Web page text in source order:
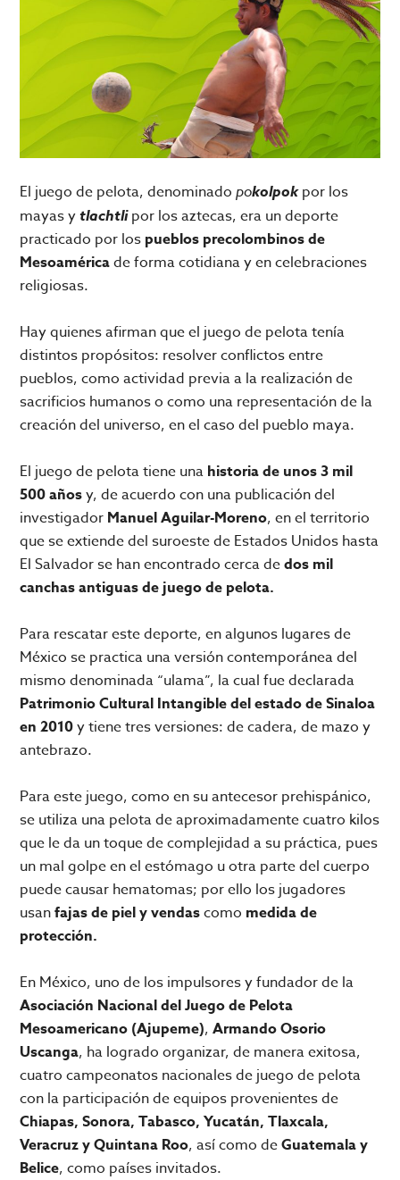
El juego de pelota, denominadopokolpok por los
mayas ytlachtli por los aztecas, era un deporte
practicado por los pueblos precolombinos de
Mesoaméricade forma cotidiana y en celebraciones
religiosas.
Hay quienes afirman que el juego de pelota tenía
distintos propósitos: resolver conflictos entre
pueblos, como actividad previa a la realización de
sacrificios humanos o como una representación de la
creación del universo, en el caso del pueblo maya.
El juego de pelota tiene una historia de unos 3 mil
500 añosy, de acuerdo con una publicación del
investigador Manuel Aguilar-Moreno, en el territorio
que se extiende del suroeste de Estados Unidos hasta
El Salvador se han encontrado cerca dedos mil
canchas antiguas de juego de pelota.
Para rescatar este deporte, en algunos lugares de
México se practica una versión contemporánea del
mismo denominada “ulama”, la cual fue declarada
Patrimonio Cultural Intangible del estado de Sinaloa
en 2010y tiene tres versiones: de cadera, de mazo y
antebrazo.
Para este juego, como en su antecesor prehispánico,
se utiliza una pelota de aproximadamente cuatro kilos
que le da un toque de complejidad a su práctica, pues
un mal golpe en el estómago u otra parte del cuerpo
puede causar hematomas; por ello los jugadores
usanfajas de piel y vendascomo medida de
protección.
En México, uno de los impulsores y fundador de la
Asociación Nacional del Juego de Pelota
Mesoamericano (Ajupeme),Armando Osorio
Uscanga, ha logrado organizar, de manera exitosa,
cuatro campeonatos nacionales de juego de pelota
con la participación de equipos provenientes de
Chiapas, Sonora, Tabasco, Yucatán, Tlaxcala,
Veracruz y Quintana Roo, así como deGuatemala y
Belice, como países invitados.